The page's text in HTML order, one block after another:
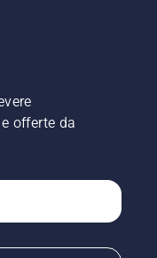
offerte da